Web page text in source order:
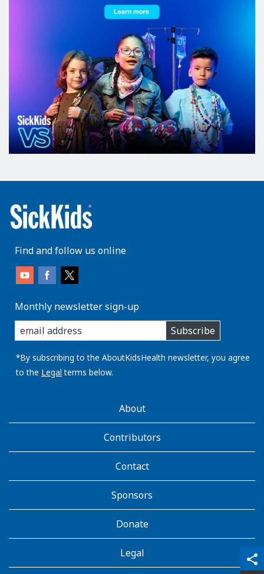
share
qr_code_scanner
content_copy
Find and follow us online
Monthly newsletter sign-up
enter
you
email
address:
Subscribe
*By subscribing to the AboutKidsHealth newsletter, you agree
to the Legal terms below.
AboutKidsHealthAbout
Contributors
Contact
Sponsors
Donate
Legal